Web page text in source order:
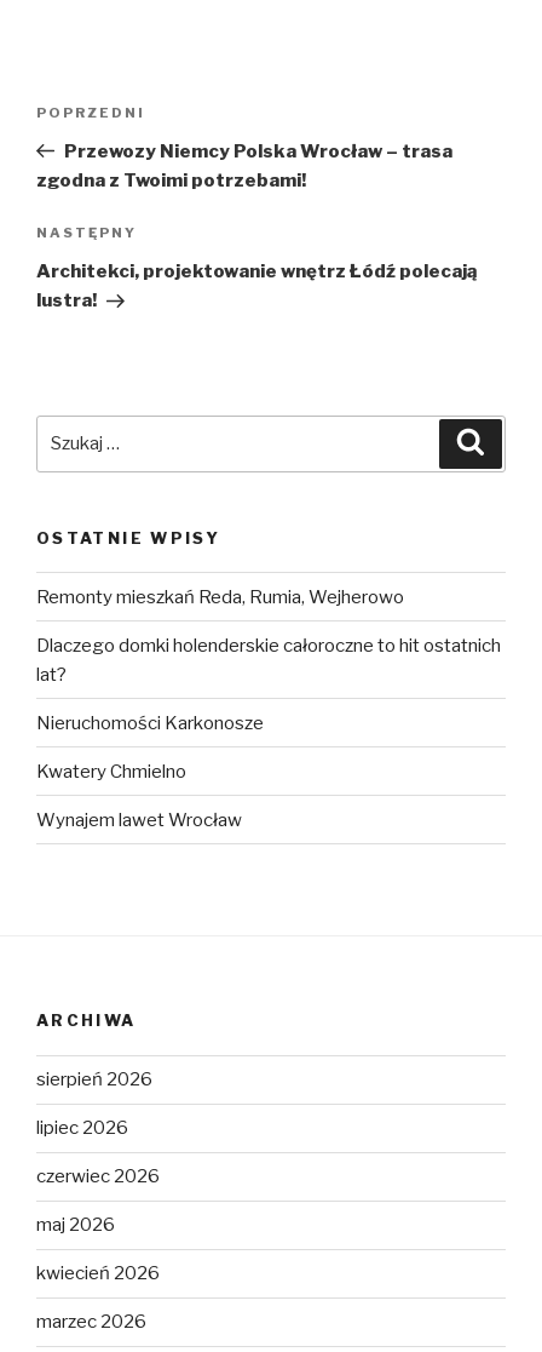
Poprzedni
wpis
POPRZEDNI
Przewozy Niemcy Polska Wrocław – trasa
zgodna z Twoimi potrzebami!
Następny
wpis
NASTĘPNY
Architekci, projektowanie wnętrz Łódź polecają
lustra!
OSTATNIE WPISY
Remonty mieszkań Reda, Rumia, Wejherowo
Dlaczego domki holenderskie całoroczne to hit ostatnich
lat?
Nieruchomości Karkonosze
Kwatery Chmielno
Wynajem lawet Wrocław
ARCHIWA
sierpień 2026
lipiec 2026
czerwiec 2026
maj 2026
kwiecień 2026
marzec 2026